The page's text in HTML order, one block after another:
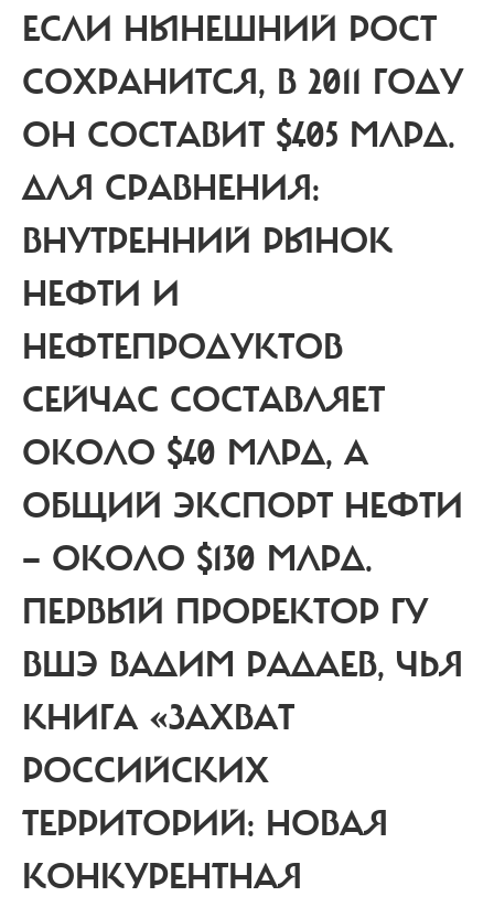
ЕСЛИ НЫНЕШНИЙ РОСТ
СОХРАНИТСЯ, В 2011 ГОДУ
ОН СОСТАВИТ $405 МЛРД.
ДЛЯ СРАВНЕНИЯ:
ВНУТРЕННИЙ РЫНОК
НЕФТИ И
НЕФТЕПРОДУКТОВ
СЕЙЧАС СОСТАВЛЯЕТ
ОКОЛО $40 МЛРД, А
ОБЩИЙ ЭКСПОРТ НЕФТИ
— ОКОЛО $130 МЛРД.
ПЕРВЫЙ ПРОРЕКТОР ГУ
ВШЭ ВАДИМ РАДАЕВ, ЧЬЯ
КНИГА «ЗАХВАТ
РОССИЙСКИХ
ТЕРРИТОРИЙ: НОВАЯ
КОНКУРЕНТНАЯ